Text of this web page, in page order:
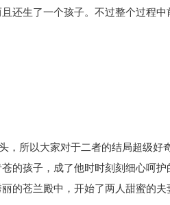
还生了一个孩子。不过整个过程中
，所以大家对于二者的结局超级好
的孩子，成了他时时刻刻细心呵护
的苍兰殿中，开始了两人甜蜜的夫